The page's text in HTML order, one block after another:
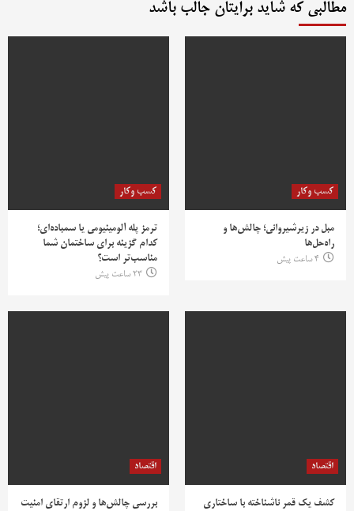
مطالبی که شاید برایتان جالب باشد
کسب وکار
مبل در زیرشیروانی؛ چالش‌ها و
راه‌حل‌ها
4 ساعت پیش
کسب وکار
ترمز پله آلومینیومی یا سمباده‌ای؛
کدام گزینه برای ساختمان شما
مناسب‌تر است؟
23 ساعت پیش
اقتصاد
کشف یک قمر ناشناخته با ساختاری
اقتصاد
بررسی چالش‌ها و لزوم ارتقای امنیت